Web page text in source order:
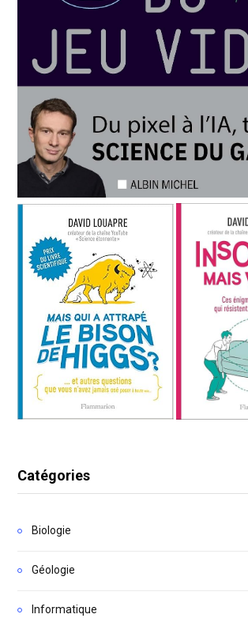
Catégories
Biologie
Géologie
Informatique